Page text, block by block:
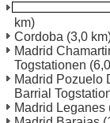
Madrid Atocha
km)
Cordoba (3,0
Madrid
Togstationen
Madrid Pozuelo
Barrial
Madrid Leganes